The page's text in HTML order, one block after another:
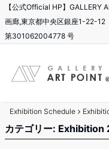
【公式Official HP】GALLERY
画廊,東京都中央区銀座1-22-
第301062004778 号
Exhibition Schedule
カテゴリー: